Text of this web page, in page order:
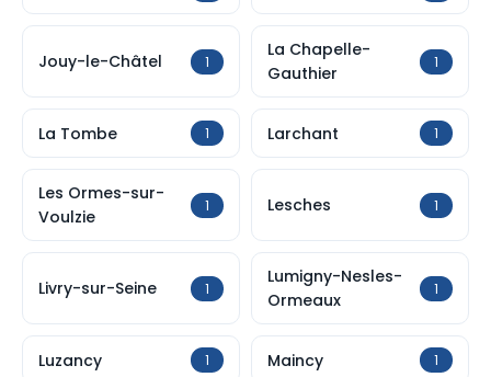
Jouy-le-Châtel 1
La Chapelle-
Gauthier
1
La Tombe 1 Larchant 1
Les Ormes-sur-
Voulzie
1 Lesches 1
Livry-sur-Seine 1
Lumigny-Nesles-
Ormeaux
1
Luzancy 1 Maincy 1